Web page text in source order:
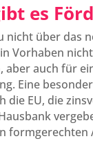
es
nicht über das
Vorhaben
aber auch für
Eine
die EU, die